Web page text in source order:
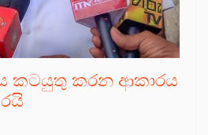
කටයුතු කරන ආකාරය